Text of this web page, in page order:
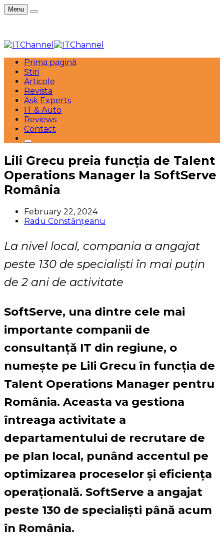
Menu
Prima pagină
Știri
Articole
Revista
Ask Experts
IT & Auto
Reviews
Contact
Lili Grecu preia funcția de Talent
Operations Manager la SoftServe
România
February 22, 2024
Radu Constănțeanu
La nivel local, compania a angajat
peste 130 de specialiști în mai puțin
de 2 ani de activitate
SoftServe, una dintre cele mai
importante companii de
consultanță IT din regiune, o
numește pe Lili Grecu în funcția de
Talent Operations Manager pentru
România. Aceasta va gestiona
întreaga activitate a
departamentului de recrutare de
pe plan local, punând accentul pe
optimizarea proceselor și eficiența
operațională. SoftServe a angajat
peste 130 de specialiști până acum
în România.